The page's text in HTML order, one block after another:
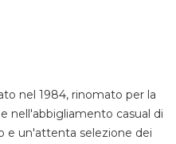
nel 1984, rinomato per la
nell'abbigliamento casual di
e un'attenta selezione dei